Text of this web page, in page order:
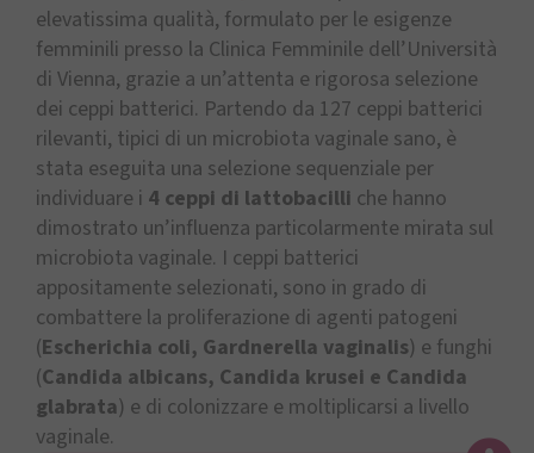
elevatissima qualità, formulato per le esigenze
femminili presso la Clinica Femminile dell’Università
di Vienna, grazie a un’attenta e rigorosa selezione
dei ceppi batterici. Partendo da 127 ceppi batterici
rilevanti, tipici di un microbiota vaginale sano, è
stata eseguita una selezione sequenziale per
individuare i 4 ceppi di lattobacilli che hanno
dimostrato un’influenza particolarmente mirata sul
microbiota vaginale. I ceppi batterici
appositamente selezionati, sono in grado di
combattere la proliferazione di agenti patogeni
(Escherichia coli, Gardnerella vaginalis) e funghi
(Candida albicans, Candida krusei e Candida
glabrata) e di colonizzare e moltiplicarsi a livello
vaginale.